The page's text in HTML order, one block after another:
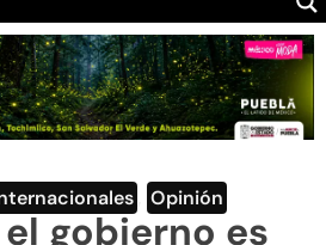
CAMALEÓN
OPINIÓN
DEPORTES
SECTION
VIDEOS
Opinión
gobierno es